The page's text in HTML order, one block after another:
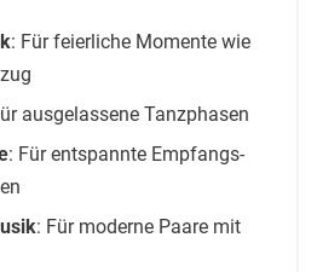
: Für feierliche Momente wie
ausgelassene Tanzphasen
: Für entspannte Empfangs-
: Für moderne Paare mit